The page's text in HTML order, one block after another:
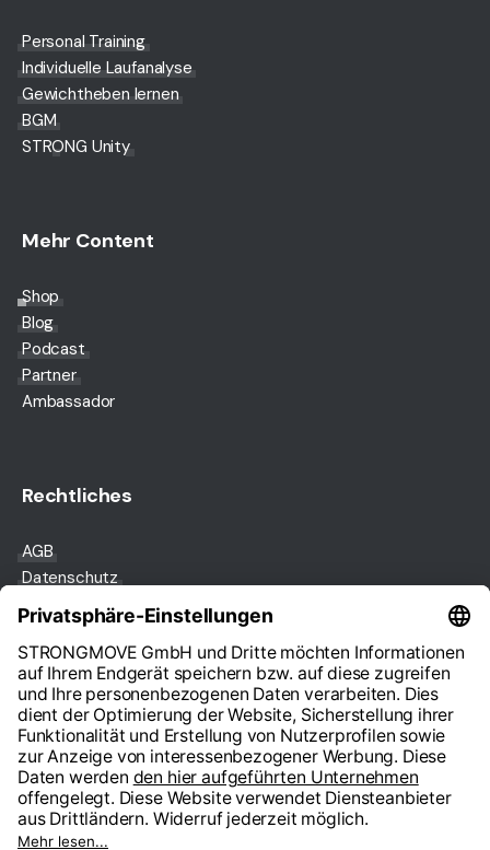
Personal Training
Individuelle Laufanalyse
Gewichtheben lernen
BGM
STRONG Unity
Mehr Content
Shop
Blog
Podcast
Partner
Ambassador
Rechtliches
AGB
Datenschutz
Impressum
© 2024 STRONGMOVE GmbH - Alle Rechte